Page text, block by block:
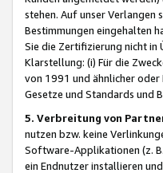
stehen. Auf unser Verlangen
Bestimmungen eingehalten
Sie die Zertifizierung nicht in
Klarstellung: (i) Für die
von 1991 und ähnlicher oder
Gesetze und Standards und
5. Verbreitung von
nutzen bzw. keine
Software-Applikationen (z.
ein Endnutzer installieren